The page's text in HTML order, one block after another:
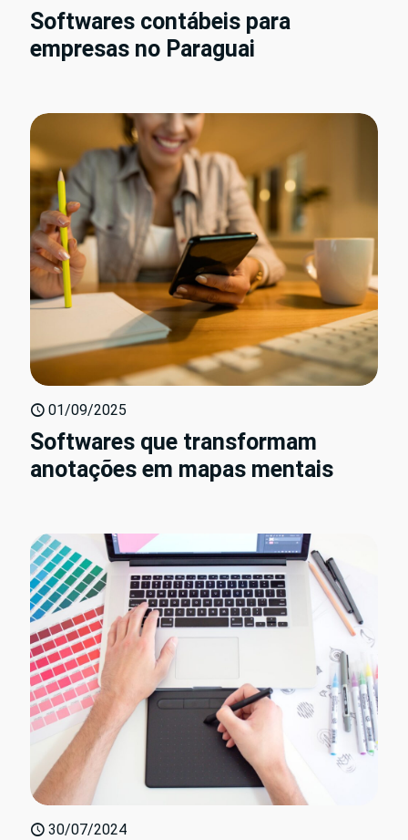
Softwares contábeis para
empresas no Paraguai
01/09/2025
Softwares que transformam
anotações em mapas mentais
30/07/2024